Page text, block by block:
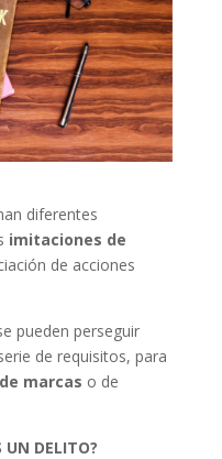
diferentes
imitaciones de
de acciones
pueden perseguir
de requisitos, para
marcas o de
UN DELITO?